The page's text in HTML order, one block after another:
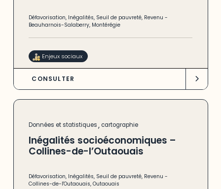
Défavorisation, Inégalités, Seuil de pauvreté, Revenu -
Beauharnois-Salaberry, Montérégie
Enjeux sociaux
CONSULTER
Données et statistiques, cartographie
Inégalités socioéconomiques –
Collines-de-l’Outaouais
Défavorisation, Inégalités, Seuil de pauvreté, Revenu -
Collines-de-l'Outaouais,Outaouais